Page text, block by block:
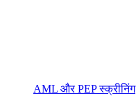
AML और PEP स्क्रीनिंग